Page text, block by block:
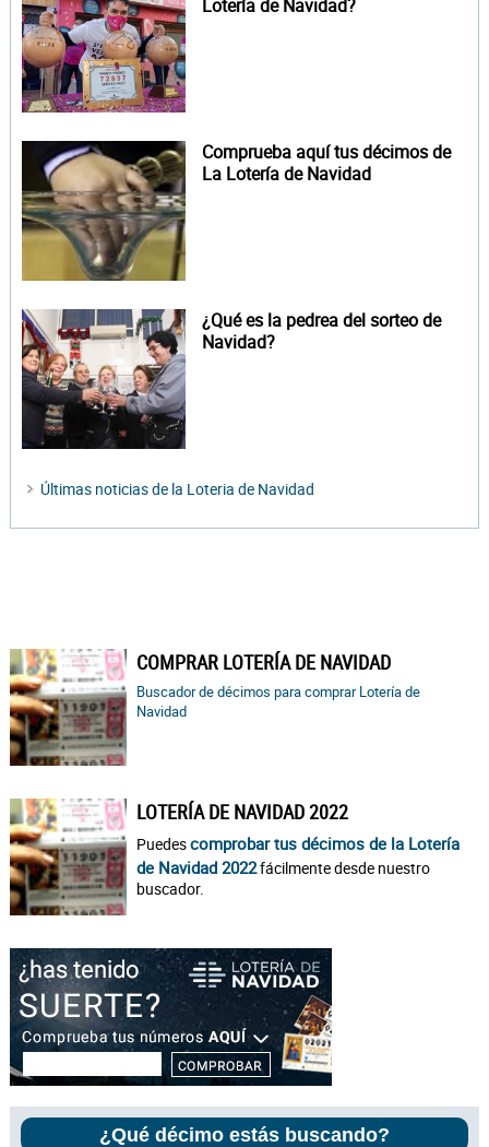
Lotería de Navidad?
Comprueba aquí tus décimos de
La Lotería de Navidad
¿Qué es la pedrea del sorteo de
Navidad?
Últimas noticias de la Loteria de Navidad
COMPRAR LOTERÍA DE NAVIDAD
Buscador de décimos para comprar Lotería de
Navidad
LOTERÍA DE NAVIDAD 2022
Puedescomprobar tus décimos de la Lotería
de Navidad 2022fácilmente desde nuestro
buscador.
¿Qué décimo estás buscando?